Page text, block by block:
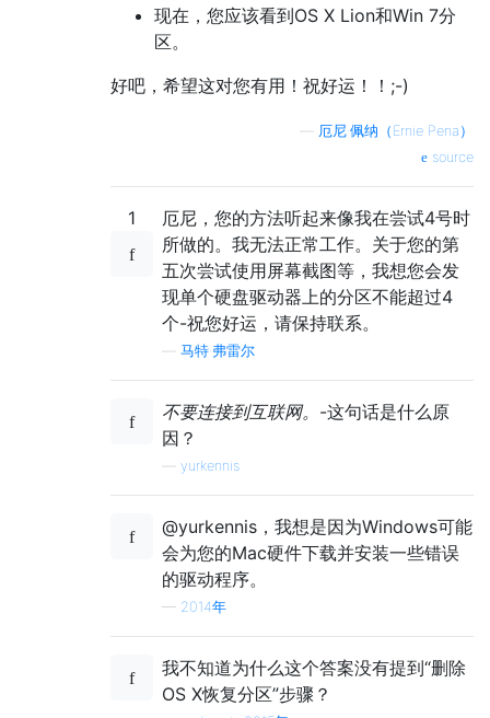
现在，您应该看到OS X Lion和Win 7分
区。
好吧，希望这对您有用！祝好运！！;-)
厄尼·佩纳（Ernie Pena）
source
1
厄尼，您的方法听起来像我在尝试4号时
所做的。我无法正常工作。关于您的第
五次尝试使用屏幕截图等，我想您会发
现单个硬盘驱动器上的分区不能超过4
个-祝您好运，请保持联系。
马特·弗雷尔
不要连接到互联网。 -这句话是什么原
因？
yurkennis
@yurkennis，我想是因为Windows可能
会为您的Mac硬件下载并安装一些错误
的驱动程序。
— 2014年
我不知道为什么这个答案没有提到“删除
OS X恢复分区”步骤？